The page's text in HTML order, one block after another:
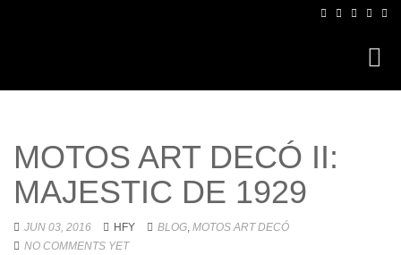
MOTOS ART DECÓ II: MAJESTIC DE
1929
JUN 03, 2016 HFY BLOG,MOTOS ART DECÓ
NO COMMENTS YET